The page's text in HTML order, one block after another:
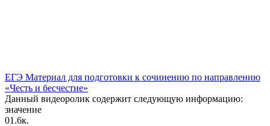
ЕГЭ Материал для подготовки к сочинению по направлению
«Честь и бесчестие»
Данный видеоролик содержит следующую информацию:
значение
01.6к.